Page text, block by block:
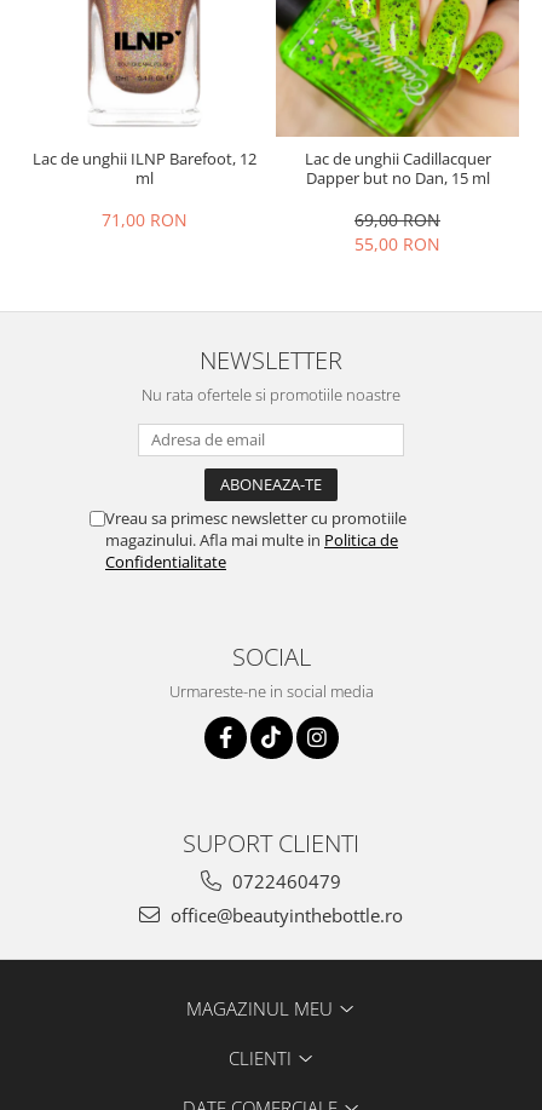
Lac de unghii ILNP Barefoot, 12
ml
71,00 RON
Lac de unghii Cadillacquer
Dapper but no Dan, 15 ml
69,00 RON
55,00 RON
NEWSLETTER
Nu rata ofertele si promotiile noastre
Vreau sa primesc newsletter cu promotiile
magazinului. Afla mai multe in Politica de
Confidentialitate
SOCIAL
Urmareste-ne in social media
SUPORT CLIENTI
0722460479
office@beautyinthebottle.ro
MAGAZINUL MEU
CLIENTI